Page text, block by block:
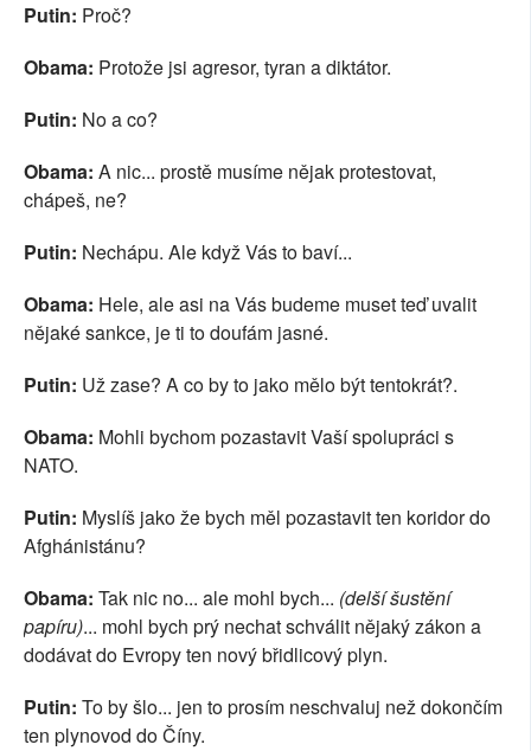
Putin: Proč?
Obama: Protože jsi agresor, tyran a diktátor.
Putin: No a co?
Obama: A nic... prostě musíme nějak protestovat,
chápeš, ne?
Putin: Nechápu. Ale když Vás to baví...
Obama: Hele, ale asi na Vás budeme muset teď uvalit
nějaké sankce, je ti to doufám jasné.
Putin: Už zase? A co by to jako mělo být tentokrát?.
Obama: Mohli bychom pozastavit Vaší spolupráci s
NATO.
Putin: Myslíš jako že bych měl pozastavit ten koridor do
Afghánistánu?
Obama: Tak nic no... ale mohl bych... (delší šustění
papíru)... mohl bych prý nechat schválit nějaký zákon a
dodávat do Evropy ten nový břidlicový plyn.
Putin: To by šlo... jen to prosím neschvaluj než dokončím
ten plynovod do Číny.